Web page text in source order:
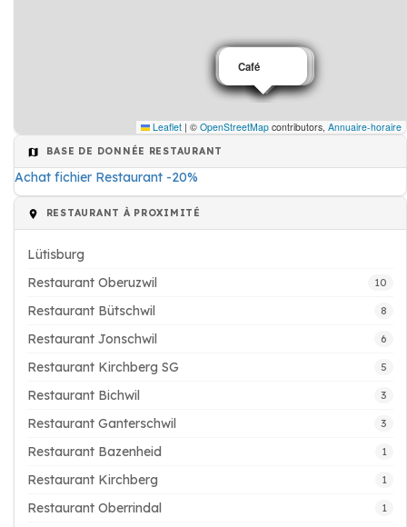
Restaurant
Restaurant
Restaurant
Pizzeria
Café
Leaflet | © OpenStreetMap contributors, Annuaire-horaire
BASE DE DONNÉE RESTAURANT
Achat fichier Restaurant -20%
RESTAURANT À PROXIMITÉ
Lütisburg
Restaurant Oberuzwil
10
Restaurant Bütschwil 8
Restaurant Jonschwil 6
Restaurant Kirchberg SG 5
Restaurant Bichwil 3
Restaurant Ganterschwil 3
Restaurant Bazenheid 1
Restaurant Kirchberg 1
Restaurant Oberrindal 1